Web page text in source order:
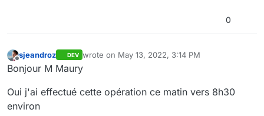
0
Offline
sjeandroz DEV wrote on May 13, 2022, 3:14 PM
last edited by
Bonjour M Maury
Oui j'ai effectué cette opération ce matin vers 8h30
environ